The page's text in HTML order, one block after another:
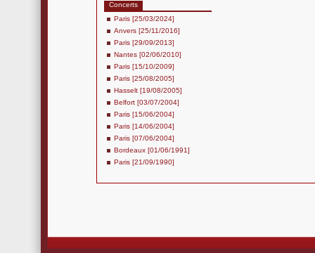
Concerts
Paris [25/03/2024]
Anvers [25/11/2016]
Paris [29/09/2013]
Nantes [02/06/2010]
Paris [15/10/2009]
Paris [25/08/2005]
Hasselt [19/08/2005]
Belfort [03/07/2004]
Paris [15/06/2004]
Paris [14/06/2004]
Paris [07/06/2004]
Bordeaux [01/06/1991]
Paris [21/09/1990]